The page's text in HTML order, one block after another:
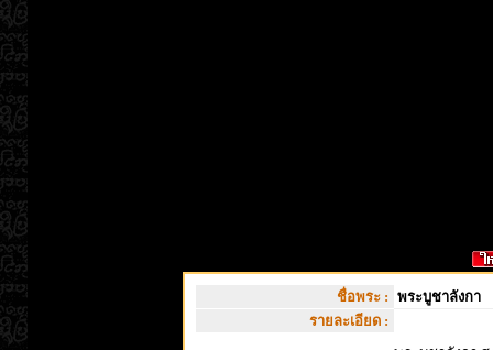
ชื่อพระ : พระบูชาลังกา
รายละเอียด :